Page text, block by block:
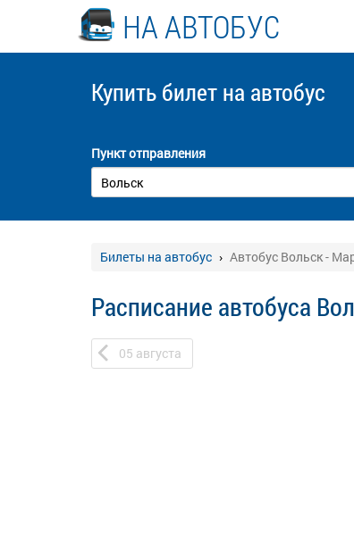
НА АВТОБУС
Купить билет на автобус
Пункт отправления
Билеты на автобус Автобус Вольск -
Расписание автобуса
05 августа